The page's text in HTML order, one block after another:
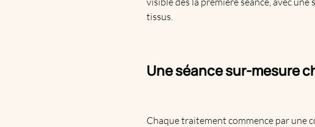
tissus.
Une séance sur-mesure
Chaque traitement commence par une